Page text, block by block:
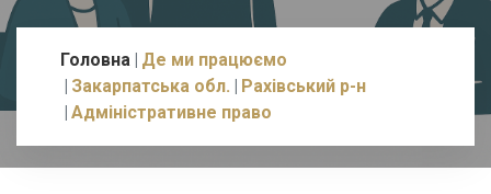
Головна Де ми працюємо
Закарпатська обл.
Рахівський р-н
Адміністративне право